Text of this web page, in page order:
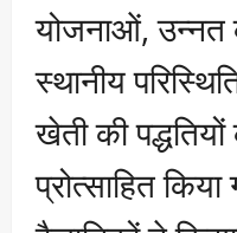
योजनाओं,
स्थानीय
खेती की
प्रोत्साहित